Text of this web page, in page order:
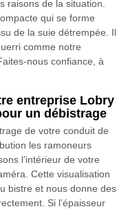
raisons de la situation.
qui se forme
de la suie détrempée. Il
comme notre
nous confiance, à
entreprise Lobry
un débistrage
de votre conduit de
les ramoneurs
l’intérieur de votre
Cette visualisation
bistre et nous donne des
Si l’épaisseur